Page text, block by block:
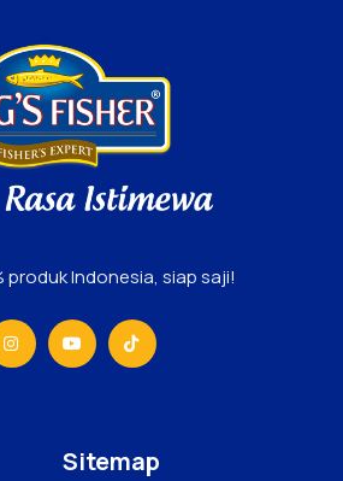
produk Indonesia, siap saji!
Sitemap